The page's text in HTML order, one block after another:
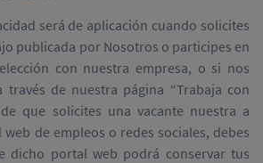
será de aplicación cuando solicites
publicada por Nosotros o participes en
con nuestra empresa, o si nos
través de nuestra página “Trabaja con
que solicites una vacante nuestra a
de empleos o redes sociales, debes
dicho portal web podrá conservar tus